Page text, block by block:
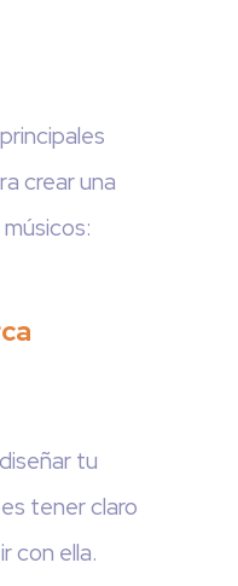
crear una
tu
tener claro
con ella.